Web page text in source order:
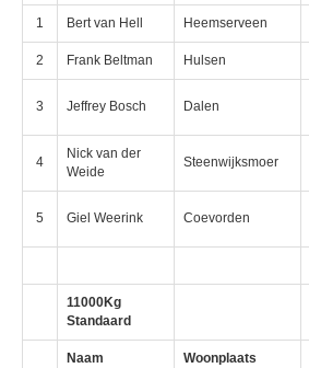
1 Bert van Hell Heemserveen
2 Frank Beltman Hulsen
3 Jeffrey Bosch Dalen
4
Nick van der
Weide
Steenwijksmoer
5 Giel Weerink Coevorden
11000Kg
Standaard
Naam Woonplaats